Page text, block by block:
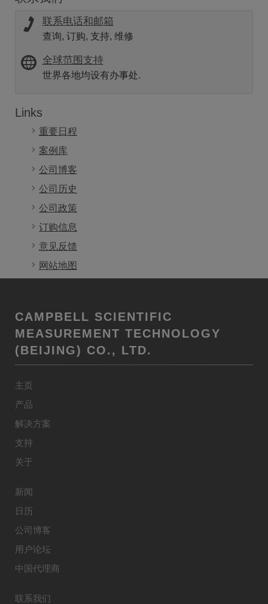
联系电话和邮箱
查询, 订购, 支持, 维修
全球范围支持
世界各地均设有办事处.
Links
重要日程
案例库
公司博客
公司历史
公司政策
订购信息
意见反馈
网站地图
CAMPBELL SCIENTIFIC
MEASUREMENT TECHNOLOGY
(BEIJING) CO., LTD.
主页
产品
解决方案
支持
关于
新闻
日历
公司博客
用户论坛
中国代理商
联系我们